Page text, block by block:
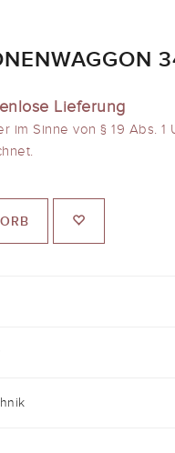
Lieferung
im Sinne von § 19 Abs. 1